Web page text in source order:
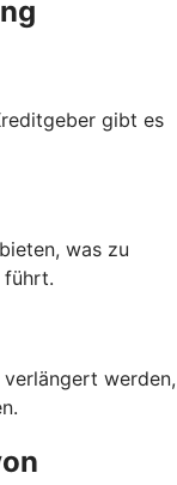
gibt es
was zu
führt.
werden,